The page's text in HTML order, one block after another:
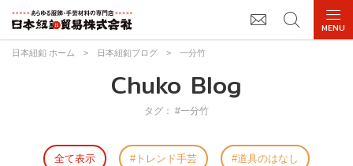
日本紐釦 ホーム > 日本紐釦ブログ > 一分竹
Chuko Blog
タグ： #一分竹
全て表示 トレンド手芸 道具のはなし